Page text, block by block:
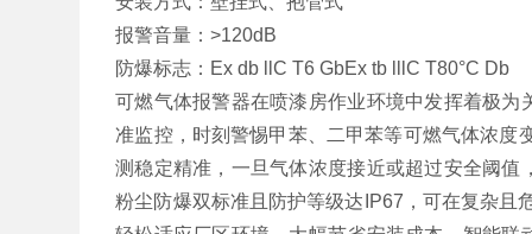
报警音量：>120dB
防爆标志：Ex db llC T6 GbEx tb lllC T80°C Db
可燃气体报警器在喷漆房作业环境中发挥着极
准监控，时刻警惕甲苯、二甲苯等可燃气体浓度
测稳定精准，一旦气体浓度接近或超过安全阈
粉尘防爆双标准且防护等级达IP67，可在复杂且